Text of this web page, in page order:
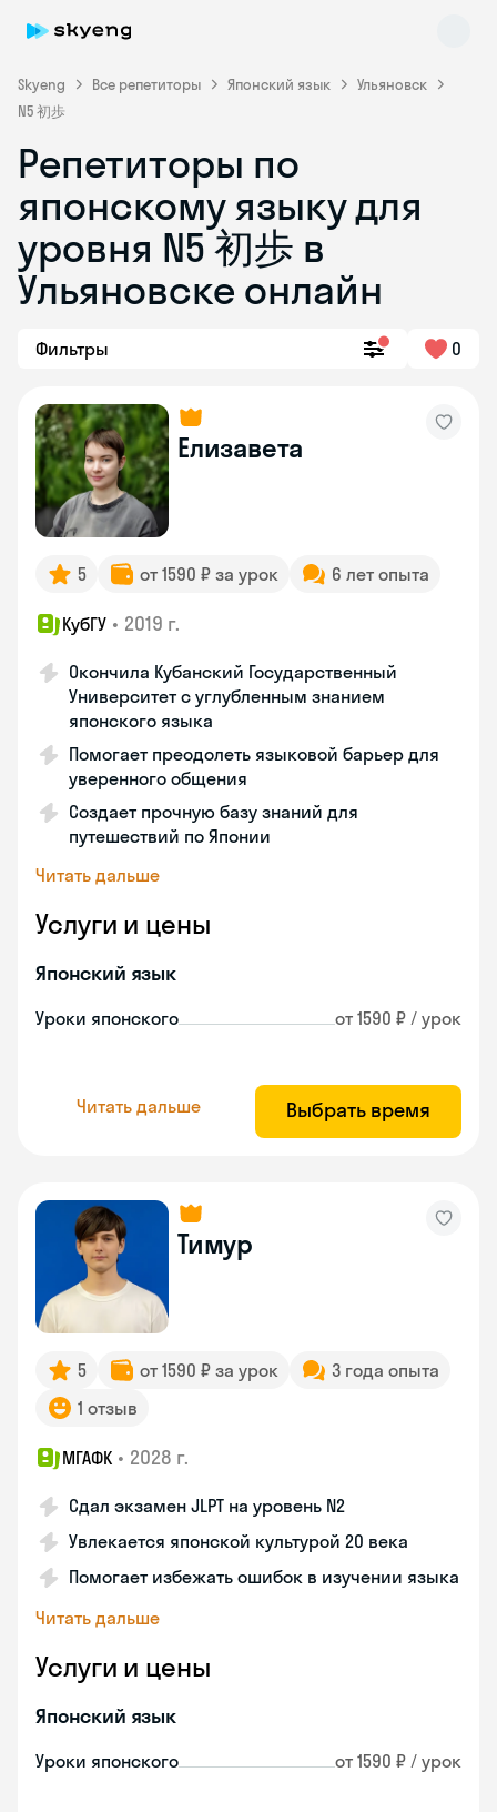
Skyeng Все репетиторы Японский язык
Ульяновск
N5 初歩
Репетиторы по
японскому языку для
уровня N5 初歩 в
Ульяновске онлайн
Фильтры 0
Елизавета
5 от 1590 ₽ за урок 6 лет опыта
КубГУ • 2019 г.
Окончила Кубанский Государственный
Университет с углубленным знанием
японского языка
Помогает преодолеть языковой барьер для
уверенного общения
Создает прочную базу знаний для
путешествий по Японии
Читать дальше
Услуги и цены
Японский язык
Уроки японского от 1590 ₽ / урок
Читать дальше Выбрать время
Тимур
5 от 1590 ₽ за урок
3 года опыта
1 отзыв
МГАФК • 2028 г.
Сдал экзамен JLPT на уровень N2
Увлекается японской культурой 20 века
Помогает избежать ошибок в изучении языка
Читать дальше
Услуги и цены
Японский язык
Уроки японского от 1590 ₽ / урок
Skyeng Chat